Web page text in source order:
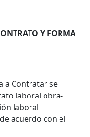
Y FORMA
a Contratar se
laboral obra-
laboral
acuerdo con el